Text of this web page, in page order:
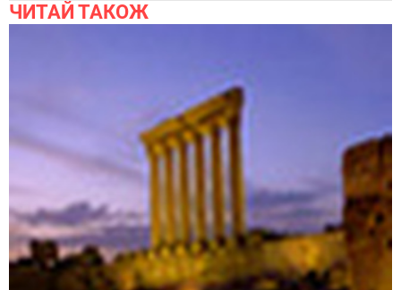
ЧИТАЙ ТАКОЖ